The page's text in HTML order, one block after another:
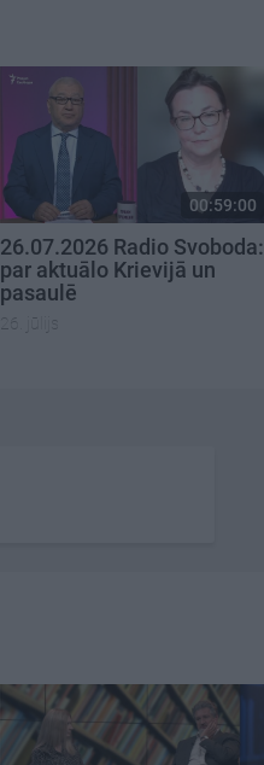
00:59:00
26.07.2026 Radio Svoboda:
par aktuālo Krievijā un
pasaulē
26. jūlijs